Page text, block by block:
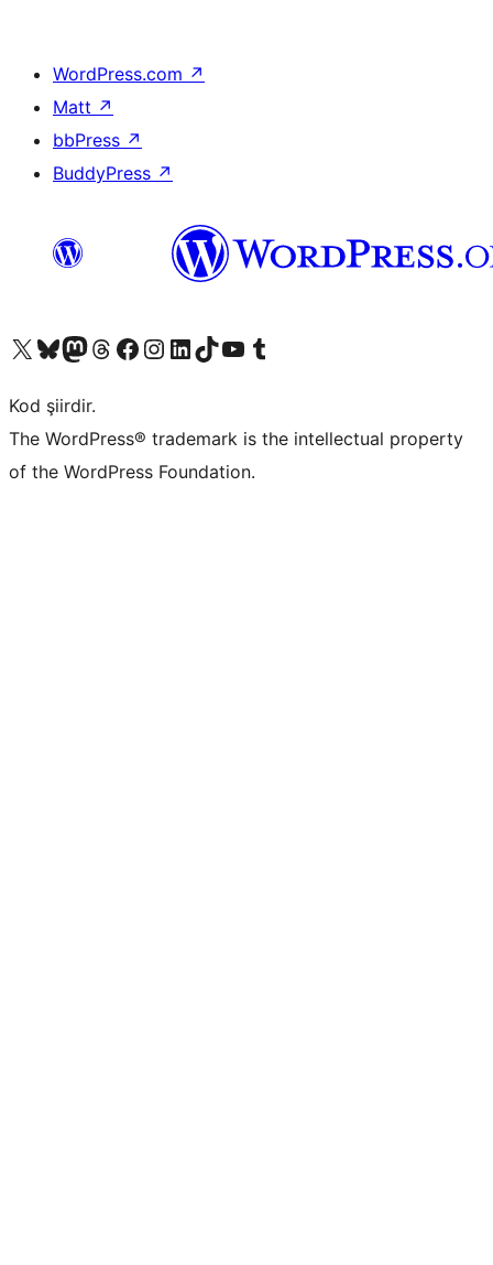
WordPress.com ↗
Matt ↗
bbPress ↗
BuddyPress ↗
X (eski Twitter) hesabımıza bakın
Bluesky hesabımızı ziyaret edinMastodon hesabımızı ziyaret edinThreads hesabımızı ziyaret edinFacebook sayfamızı ziyaret edinInstagram hesabımızı ziyaret edinLinkedIn hesabımızı ziyaret edinTikTok hesabımızı ziyaret edinYouTube kanalımızı ziyaret edinTumblr hesabımızı ziyaret edin
Kod şiirdir.
The WordPress® trademark is the intellectual property
of the WordPress Foundation.